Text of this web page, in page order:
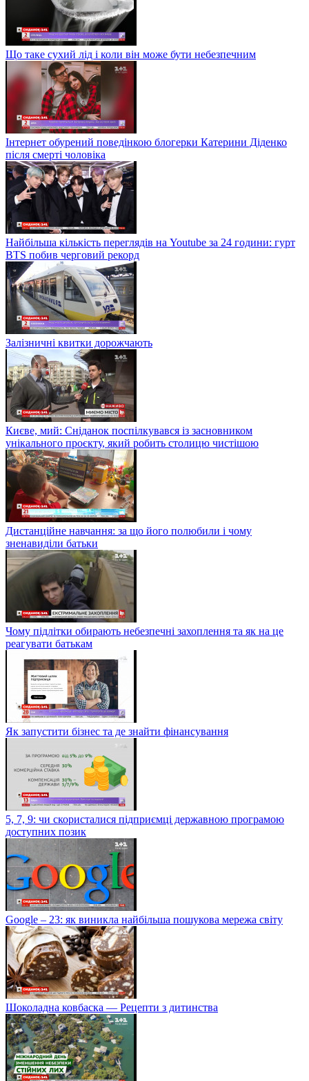
Що таке сухий лід і коли він може бути небезпечним
Інтернет обурений поведінкою блогерки Катерини Діденко
після смерті чоловіка
Найбільша кількість переглядів на Youtube за 24 години: гурт
BTS побив черговий рекорд
Залізничні квитки дорожчають
Києве, мий: Сніданок поспілкувався із засновником
унікального проєкту, який робить столицю чистішою
Дистанційне навчання: за що його полюбили і чому
зненавиділи батьки
Чому підлітки обирають небезпечні захоплення та як на це
реагувати батькам
Як запустити бізнес та де знайти фінансування
5, 7, 9: чи скористалися підприємці державною програмою
доступних позик
Google – 23: як виникла найбільша пошукова мережа світу
Шоколадна ковбаска — Рецепти з дитинства